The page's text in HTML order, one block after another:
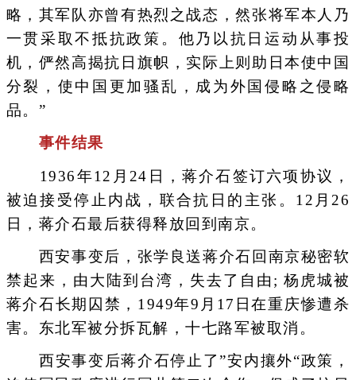
略，其军队亦曾有热烈之战态，然张将军本人乃
一贯采取不抵抗政策。他乃以抗日运动从事投
机，俨然高揭抗日旗帜，实际上则助日本使中国
分裂，使中国更加骚乱，成为外国侵略之侵略
品。”
事件结果
1936年12月24日，蒋介石签订六项协议，
被迫接受停止内战，联合抗日的主张。12月26
日，蒋介石最后获得释放回到南京。
西安事变后，张学良送蒋介石回南京秘密软
禁起来，由大陆到台湾，失去了自由; 杨虎城被
蒋介石长期囚禁，1949年9月17日在重庆惨遭杀
害。东北军被分拆瓦解，十七路军被取消。
西安事变后蒋介石停止了”安内攘外“政策，